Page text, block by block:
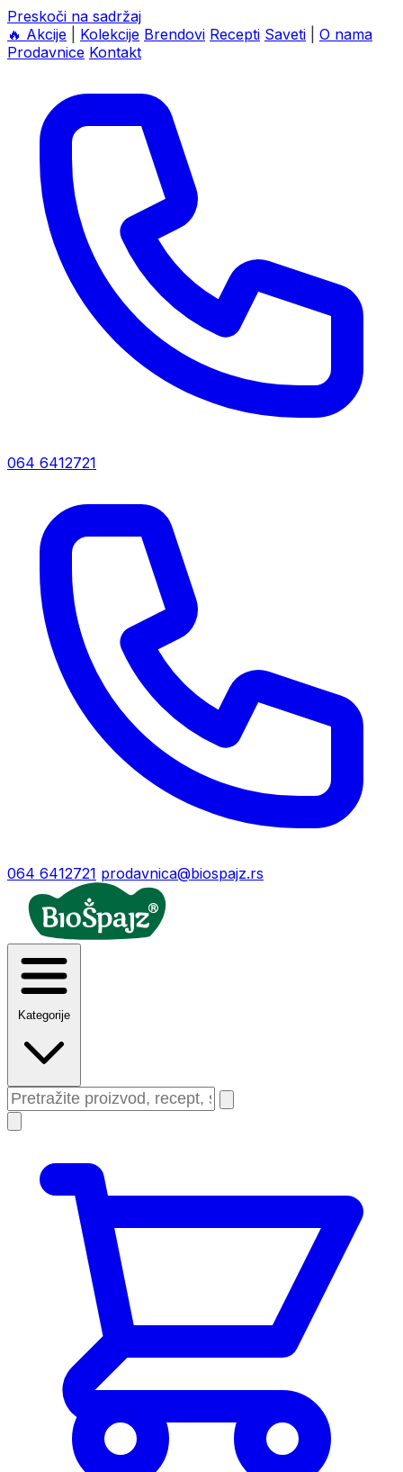
Preskoči na sadržaj
🔥 Akcije Kolekcije Brendovi Recepti Saveti
O nama
Prodavnice Kontakt
064 6412721
064 6412721 prodavnica@biospajz.rs
Kategorije